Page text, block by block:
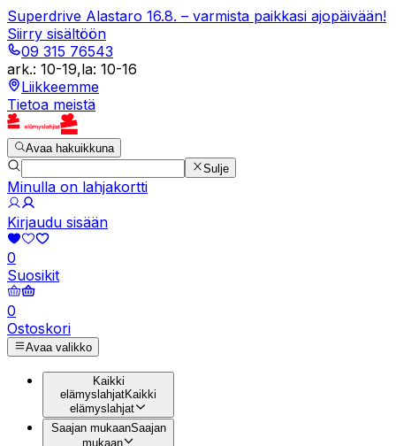
Superdrive Alastaro 16.8. – varmista paikkasi ajopäivään!
Siirry sisältöön
09 315 76543
ark.: 10-19,la: 10-16
Liikkeemme
Tietoa meistä
Avaa hakuikkuna
Sulje
Minulla on lahjakortti
Kirjaudu sisään
0
Suosikit
0
Ostoskori
Avaa valikko
Kaikki
elämyslahjatKaikki
elämyslahjat
Saajan mukaanSaajan
mukaan